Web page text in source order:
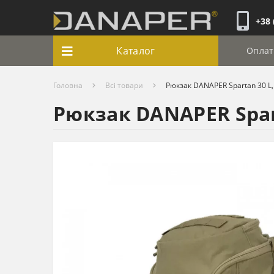
+38
Каталог
Головна Всі товари Рюкзак DANAPER Spartan 30
Рюкзак DANAPER